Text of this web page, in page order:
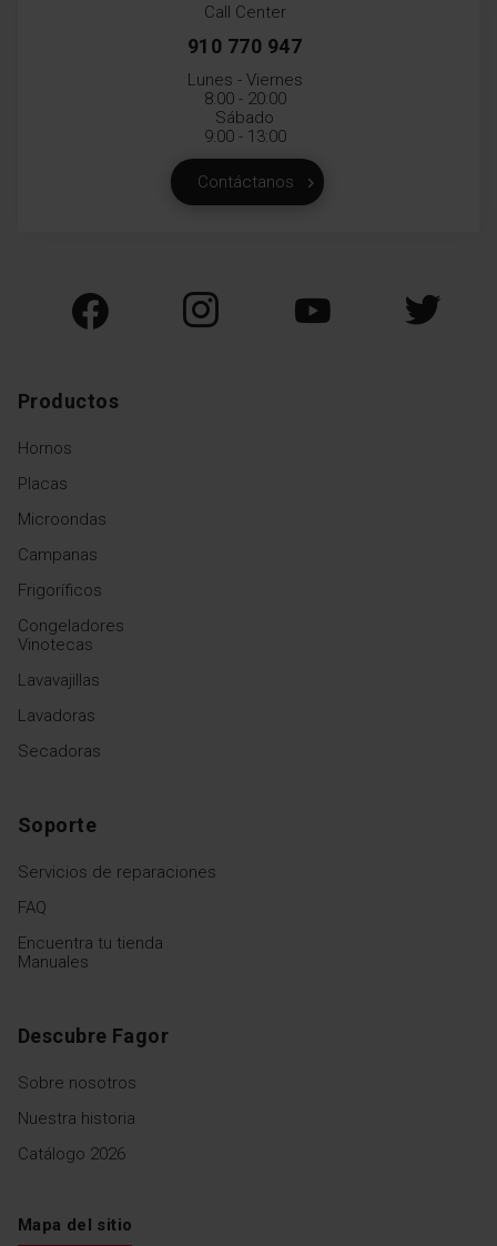
Call Center
910 770 947
Lunes - Viernes
8:00 - 20:00
Sábado
9:00 - 13:00
Contáctanos
Productos
Hornos
Placas
Microondas
Campanas
Frigoríficos
Congeladores
Vinotecas
Lavavajillas
Lavadoras
Secadoras
Soporte
Servicios de reparaciones
FAQ
Encuentra tu tienda
Manuales
Descubre Fagor
Sobre nosotros
Nuestra historia
Catálogo 2026
Mapa del sitio